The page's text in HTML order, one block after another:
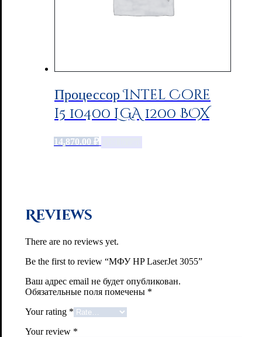
Процессор Intel Core
i5 10400 LGA 1200 BOX
14,870.00 ₽
Reviews
There are no reviews yet.
Be the first to review “МФУ HP LaserJet 3055”
Ваш адрес email не будет опубликован.
Обязательные поля помечены *
Your rating *
Your review *